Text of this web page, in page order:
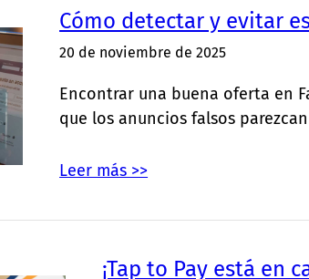
Cómo detectar y evitar
20 de noviembre de 2025
Encontrar una buena oferta en
que los anuncios falsos
Leer más >>
¡Tap to Pay está en